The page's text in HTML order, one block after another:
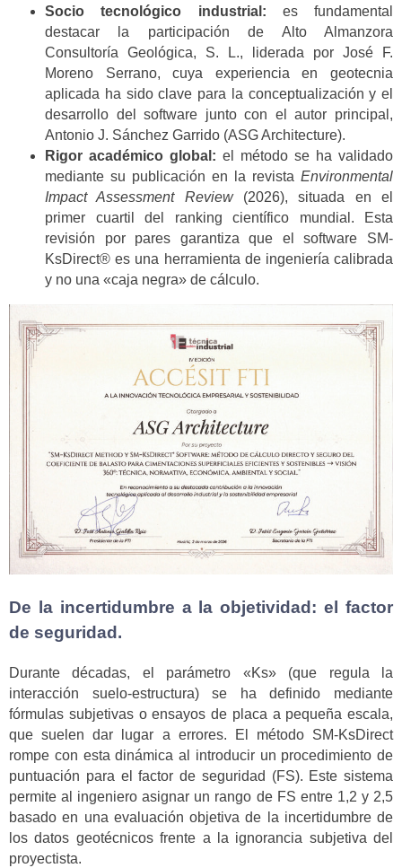
Socio tecnológico industrial: es fundamental
destacar la participación de Alto Almanzora
Consultoría Geológica, S. L., liderada por José F.
Moreno Serrano, cuya experiencia en geotecnia
aplicada ha sido clave para la conceptualización y el
desarrollo del software junto con el autor principal,
Antonio J. Sánchez Garrido (ASG Architecture).
Rigor académico global: el método se ha validado
mediante su publicación en la revista Environmental
Impact Assessment Review(2026), situada en el
primer cuartil del ranking científico mundial. Esta
revisión por pares garantiza que el software SM-
KsDirect® es una herramienta de ingeniería calibrada
y no una «caja negra» de cálculo.
De la incertidumbre a la objetividad: el factor
de seguridad.
Durante décadas, el parámetro «Ks» (que regula la
interacción suelo-estructura) se ha definido mediante
fórmulas subjetivas o ensayos de placa a pequeña escala,
que suelen dar lugar a errores. El método SM-KsDirect
rompe con esta dinámica al introducir un procedimiento de
puntuación para el factor de seguridad (FS). Este sistema
permite al ingeniero asignar un rango de FS entre 1,2 y 2,5
basado en una evaluación objetiva de la incertidumbre de
los datos geotécnicos frente a la ignorancia subjetiva del
proyectista.